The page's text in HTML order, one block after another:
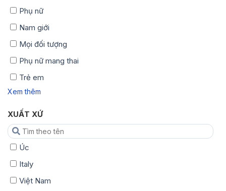
Phụ nữ
Nam giới
Mọi đối tượng
Phụ nữ mang thai
Trẻ em
Xem thêm
XUẤT XỨ
Úc
Italy
Việt Nam